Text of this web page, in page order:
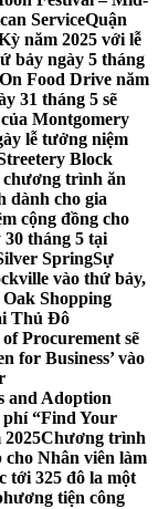
ServiceQuận
năm 2025 với lễ
bảy ngày 5 tháng
Food Drive năm
31 tháng 5 sẽ
Montgomery
lễ tưởng niệm
Block
chương trình ăn
dành cho gia
cộng đồng cho
30 tháng 5 tại
SpringSự
vào thứ bảy,
Shopping
Thủ Đô
Procurement sẽ
for Business’ vào
and Adoption
phí “Find Your
Chương trình
cho Nhân viên làm
tới 325 đô la một
tiện công